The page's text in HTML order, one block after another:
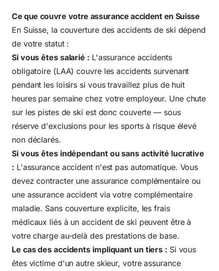
Ce que couvre votre assurance accident en Suisse
En Suisse, la couverture des accidents de ski dépend
de votre statut :
Si vous êtes salarié : L'assurance accidents
obligatoire (LAA) couvre les accidents survenant
pendant les loisirs si vous travaillez plus de huit
heures par semaine chez votre employeur. Une chute
sur les pistes de ski est donc couverte — sous
réserve d'exclusions pour les sports à risque élevé
non déclarés.
Si vous êtes indépendant ou sans activité lucrative
: L'assurance accident n'est pas automatique. Vous
devez contracter une assurance complémentaire ou
une assurance accident via votre complémentaire
maladie. Sans couverture explicite, les frais
médicaux liés à un accident de ski peuvent être à
votre charge au-delà des prestations de base.
Le cas des accidents impliquant un tiers : Si vous
êtes victime d'un autre skieur, votre assurance